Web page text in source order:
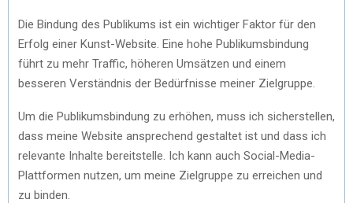
Die Bindung des Publikums ist ein wichtiger Faktor für den
Erfolg einer Kunst-Website. Eine hohe Publikumsbindung
führt zu mehr Traffic, höheren Umsätzen und einem
besseren Verständnis der Bedürfnisse meiner Zielgruppe.
Um die Publikumsbindung zu erhöhen, muss ich sicherstellen,
dass meine Website ansprechend gestaltet ist und dass ich
relevante Inhalte bereitstelle. Ich kann auch Social-Media-
Plattformen nutzen, um meine Zielgruppe zu erreichen und
zu binden.